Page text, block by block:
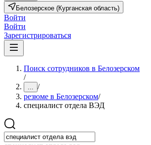
Белозерское (Курганская область)
Войти
Войти
Зарегистрироваться
Поиск сотрудников в Белозерском
/
... /
резюме в Белозерском/
специалист отдела ВЭД